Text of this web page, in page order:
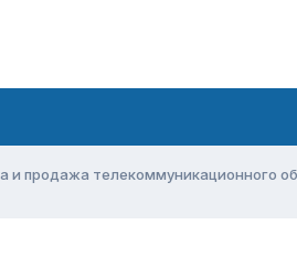
и продажа телекоммуникационного